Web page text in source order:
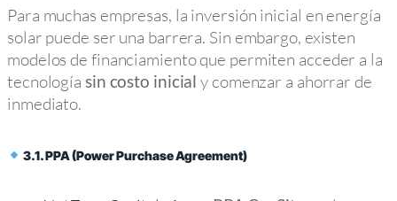
Para muchas empresas, la inversión inicial en energía
solar puede ser una barrera. Sin embargo, existen
modelos de financiamiento que permiten acceder a la
tecnología sin costo inicial y comenzar a ahorrar de
inmediato.
3.1. PPA (Power Purchase Agreement)